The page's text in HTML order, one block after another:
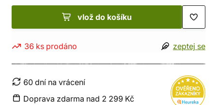
vlož do košíku
36 ks prodáno zeptej se
60 dní na vrácení
Doprava zdarma nad 2 299 Kč